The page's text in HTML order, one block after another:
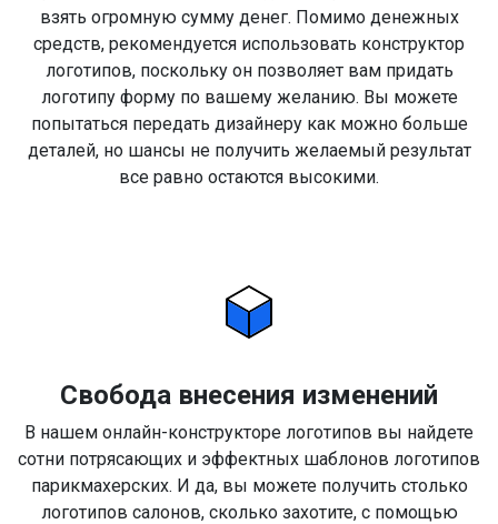
взять огромную сумму денег. Помимо денежных
средств, рекомендуется использовать конструктор
логотипов, поскольку он позволяет вам придать
логотипу форму по вашему желанию. Вы можете
попытаться передать дизайнеру как можно больше
деталей, но шансы не получить желаемый результат
все равно остаются высокими.
Свобода внесения изменений
В нашем онлайн-конструкторе логотипов вы найдете
сотни потрясающих и эффектных шаблонов логотипов
парикмахерских. И да, вы можете получить столько
логотипов салонов, сколько захотите, с помощью